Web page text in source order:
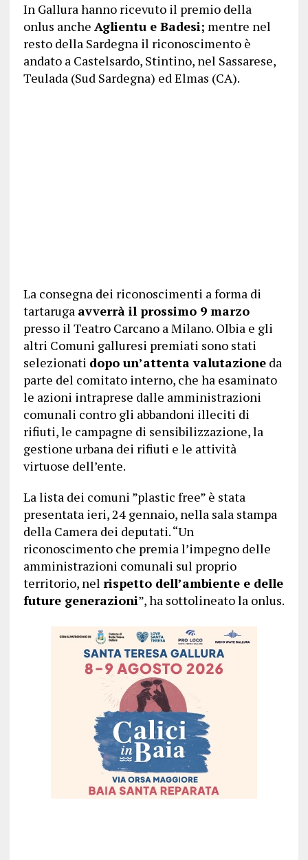
In Gallura hanno ricevuto il premio della
onlus anche Aglientu e Badesi; mentre nel
resto della Sardegna il riconoscimento è
andato a Castelsardo, Stintino, nel Sassarese,
Teulada (Sud Sardegna) ed Elmas (CA).
La consegna dei riconoscimenti a forma di
tartaruga avverrà il prossimo 9 marzo
presso il Teatro Carcano a Milano. Olbia e gli
altri Comuni galluresi premiati sono stati
selezionati dopo un’attenta valutazioneda
parte del comitato interno, che ha esaminato
le azioni intraprese dalle amministrazioni
comunali contro gli abbandoni illeciti di
rifiuti, le campagne di sensibilizzazione, la
gestione urbana dei rifiuti e le attività
virtuose dell’ente.
La lista dei comuni ”plastic free” è stata
presentata ieri, 24 gennaio, nella sala stampa
della Camera dei deputati. “Un
riconoscimento che premia l’impegno delle
amministrazioni comunali sul proprio
territorio, nel rispetto dell’ambiente e delle
future generazioni”, ha sottolineato la onlus.